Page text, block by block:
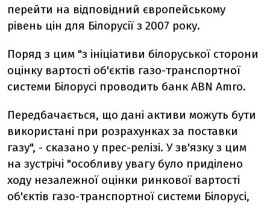
перейти на відповідний європейському
рівень цін для Білорусії з 2007 року.
Поряд з цим "з ініціативи білоруської сторони
оцінку вартості об'єктів газо-транспортної
системи Білорусі проводить банк ABN Amro.
Передбачається, що дані активи можуть бути
використані при розрахунках за поставки
газу", - сказано у прес-релізі. У зв'язку з цим
на зустрічі "особливу увагу було приділено
ходу незалежної оцінки ринкової вартості
об'єктів газо-транспортної системи Білорусі,